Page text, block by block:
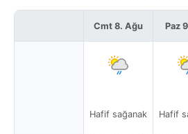
Cmt 8. Ağu
Hafif sağanak
Paz
Hafif